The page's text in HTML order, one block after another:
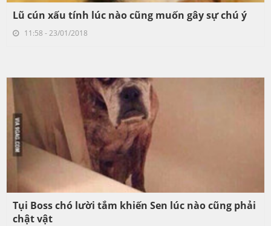
Lũ cún xấu tính lúc nào cũng muốn gây sự chú ý
11:58 - 23/01/2018
Tụi Boss chó lười tắm khiến Sen lúc nào cũng phải
chật vật